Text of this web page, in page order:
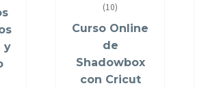
y
Valorado en
(10)
Curso Online
de
Shadowbox
con Cricut